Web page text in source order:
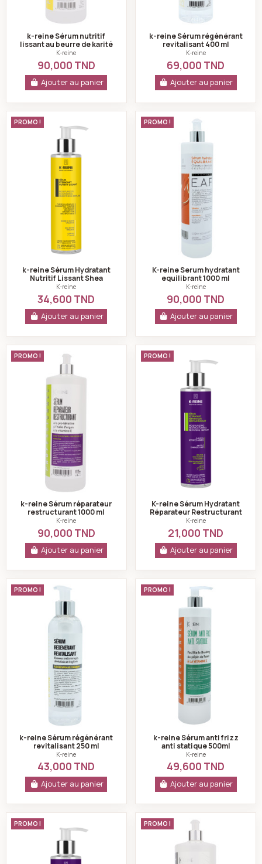
k-reine Sérum nutritif
lissant au beurre de karité
et à la vitamine e 1000 ml
K-reine
90,000 TND
Ajouter au panier
k-reine Sérum régénérant
revitalisant 400 ml
K-reine
69,000 TND
Ajouter au panier
k-reine Sérum Hydratant Nutritif Lissant Shea Butter
PROMO !
k-reine Sérum Hydratant
Nutritif Lissant Shea
Butter Vitamine E - 200 ml
K-reine
34,600 TND
Ajouter au panier
K-reine Serum
PROMO !
K-reine Serum hydratant
equilibrant 1000 ml
K-reine
90,000 TND
Ajouter au panier
k-reine Sérum réparateur restructurant 1000 ml
PROMO !
k-reine Sérum réparateur
restructurant 1000 ml
K-reine
90,000 TND
Ajouter au panier
PROMO !
K-reine Sérum Hydratant
Réparateur Restructurant
Huile D’argan 100 ml
K-reine
21,000 TND
Ajouter au panier
k-reine Sérum régénérant revitalisant 250 ml
PROMO !
k-reine Sérum régénérant
revitalisant 250 ml
K-reine
43,000 TND
Ajouter au panier
k-reine Sérum
PROMO !
k-reine Sérum anti frizz
anti statique 500ml
K-reine
49,600 TND
Ajouter au panier
k-reine Sérum Hydratant Réparateur Restructurant
PROMO ! k-reine Sérum
PROMO !